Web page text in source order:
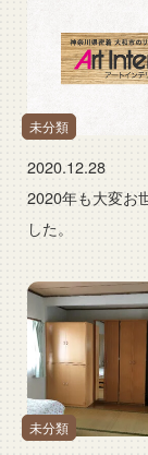
未分類
2020.12.28
2020年も大変お
した。
未分類